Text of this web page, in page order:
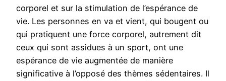
corporel et sur la stimulation de l’espérance de
vie. Les personnes en va et vient, qui bougent ou
qui pratiquent une force corporel, autrement dit
ceux qui sont assidues à un sport, ont une
espérance de vie augmentée de manière
significative à l’opposé des thèmes sédentaires. Il